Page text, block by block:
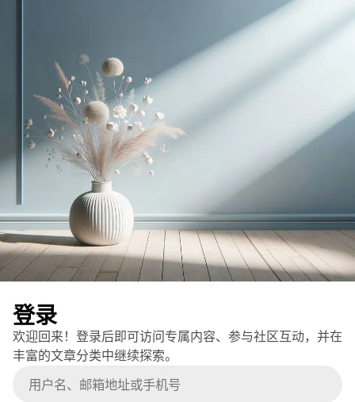
返回首页
登录
欢迎回来！登录后即可访问专属内容、参与社区互动，并在
丰富的文章分类中继续探索。